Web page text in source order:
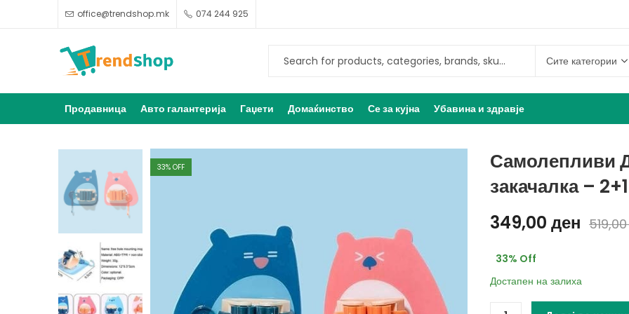
office@trendshop.mk 074 244 925
Продавница Авто галантерија Гаџети Домаќинство Се за кујна Убавина и здравје
33% OFF
Самолепливи
закачалка –
349,00 ден
33% Off
Достапен на залиха